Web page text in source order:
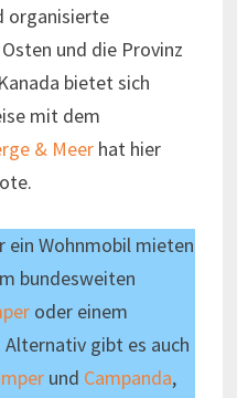
organisierte
und die Provinz
bietet sich
mit dem
& Meerhat hier
ein Wohnmobil mieten
bundesweiten
oder einem
gibt es auch
und Campanda,